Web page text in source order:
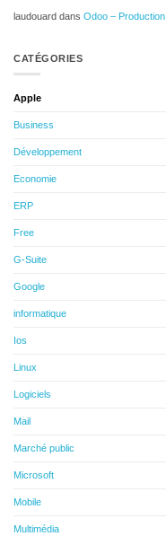
laudouard dans Odoo –
CATÉGORIES
Apple
Business
Développement
Economie
ERP
Free
G-Suite
Google
informatique
Ios
Linux
Logiciels
Mail
Marché public
Microsoft
Mobile
Multimédia